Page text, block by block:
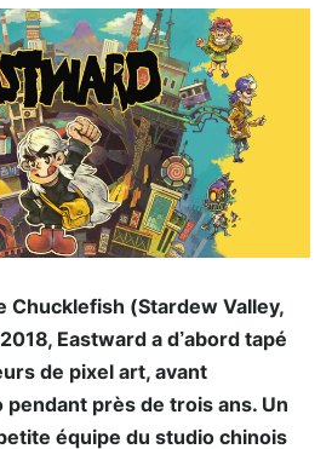
Chucklefish (Stardew Valley,
Eastward a d’abord tapé
de pixel art, avant
pendant près de trois ans. Un
équipe du studio chinois